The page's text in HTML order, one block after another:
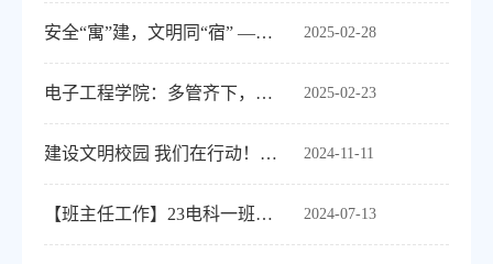
2025-02-28
安全“寓”建，文明同“宿” ——电子工程学院与公寓服务中心共商“崇仁”学生社区...
2025-02-23
电子工程学院：多管齐下，筑牢学风建设根基
2024-11-11
建设文明校园 我们在行动！——电子工程学院设立“文明监督岗”
2024-07-13
【班主任工作】23电科一班召开2024年期末总结及下学期计划部署会